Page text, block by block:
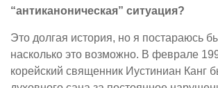
“антиканоническая” ситуация?
Это долгая история, но я постараюсь
насколько это возможно. В феврале
корейский священник Иустиниан Канг